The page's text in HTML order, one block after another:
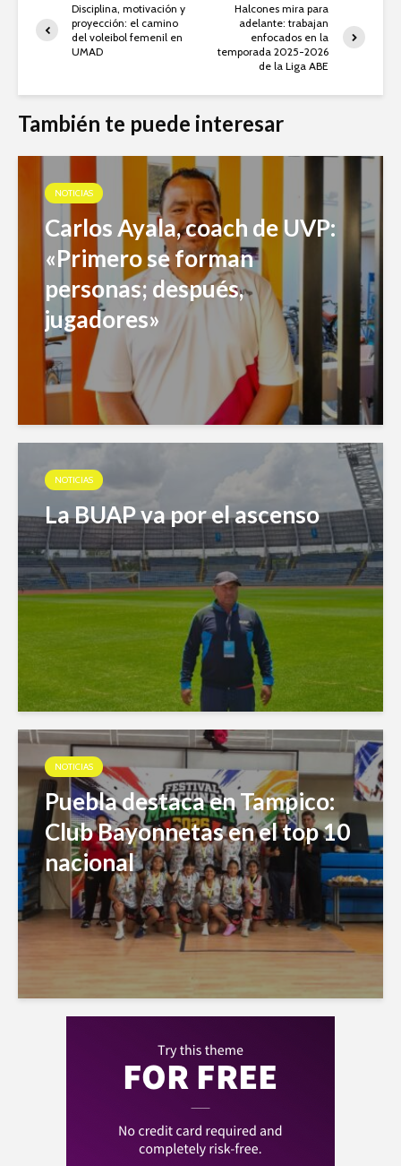
Disciplina, motivación y
proyección: el camino
del voleibol femenil en
UMAD
Halcones mira para
adelante: trabajan
enfocados en la
temporada 2025-2026
de la Liga ABE
También te puede interesar
NOTICIAS
Carlos Ayala, coach de UVP:
«Primero se forman
personas; después,
jugadores»
NOTICIAS
La BUAP va por el ascenso
NOTICIAS
Puebla destaca en Tampico:
Club Bayonnetas en el top 10
nacional